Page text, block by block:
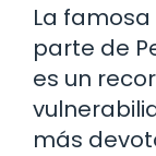
La
parte de
es un
más